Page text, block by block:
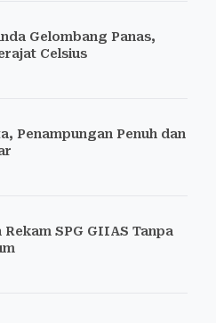
Gelombang Panas,
Celsius
Penampungan Penuh dan
SPG GIIAS Tanpa